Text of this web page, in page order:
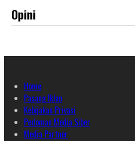
Opini
Home
Pasang Iklan
Kebijakan Privasi
Pedoman Media Siber
Media Partner